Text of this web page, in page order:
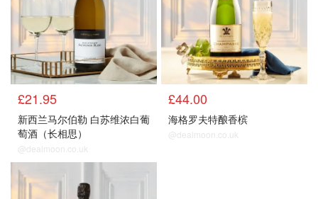
£21.95
新西兰马尔伯勒 白苏维浓白葡
萄酒（长相思）
@dealmoon.co.uk
£44.00
海格罗夫特酿香槟
@dealmoon.co.uk